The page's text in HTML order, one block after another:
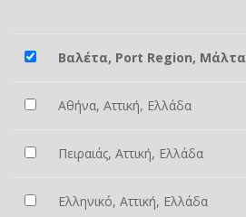
Βαλέτα, Port Region, Μάλτα
Αθήνα, Αττική, Ελλάδα
Πειραιάς, Αττική, Ελλάδα
Ελληνικό, Αττική, Ελλάδα